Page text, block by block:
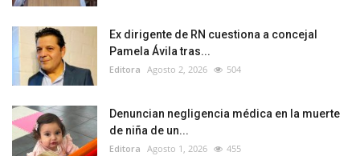
Ex dirigente de RN cuestiona a concejal
Pamela Ávila tras...
Editora Agosto 2, 2026 504
Denuncian negligencia médica en la muerte
de niña de un...
Editora Agosto 1, 2026 455